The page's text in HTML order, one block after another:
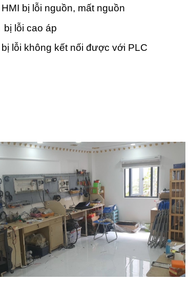
bị lỗi nguồn, mất nguồn
lỗi cao áp
lỗi không kết nối được với PLC